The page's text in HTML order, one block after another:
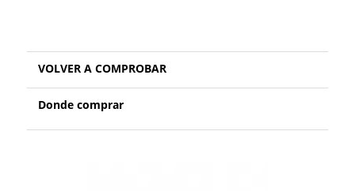
VOLVER A COMPROBAR
Donde comprar